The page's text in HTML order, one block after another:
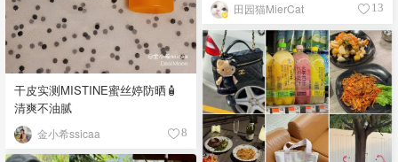
田园猫MierCat 13
干皮实测MISTINE蜜丝婷防晒🧴
清爽不油腻
金小希ssicaa 8